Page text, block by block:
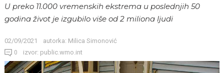
U preko 11.000 vremenskih ekstrema u poslednjih 50
godina život je izgubilo više od 2 miliona ljudi
02/09/2021 autorka: Milica Simonović
0 izvor: public.wmo.int